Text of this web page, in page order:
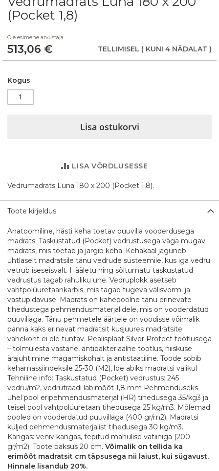
to
the
of
the
images
(Pocket 1,8)
Ole esimene arvustaja
513,06 € TELLIMISEL ( KUNI 4 NÄDALAT )
Kogus
Lisa ostukorvi
LISA VÕRDLUSESSE
Vedrumadrats Luna 180 x 200 (Pocket 1,8).
Toote kirjeldus
Anatoomiline, hästi keha toetav puuvilla vooderdusega
madrats. Taskustatud (Pocket) vedrustusega väga mugav
madrats, mis toetab ja järgib keha. Kehakaal jaguneb
ühtlaselt madratsile tänu vedrude süsteemile, kus iga vedru
vetrub iseseisvalt. Hääletu ning sõltumatu taskustatud
vedrustus tagab rahuliku une. Vedruplokk asetseb
vahtpolüuretaankarbis, mis tagab tugeva välisvormi ja
vastupidavuse. Madrats on kahepoolne tänu erinevate
tihedustega pehmendusmaterjalidele, mis on vooderdatud
puuvillaga. Tänu pehmetele äärtele on voodisse võimalik
panna kaks erinevat madratsit kusjuures madratsite
vahekoht ei ole tuntav. Pealisplaat Silver Protect töötlusega
– tolmulesta vastane, antibakteriaalne töötlus, niiskuse
ärajuhtimine magamiskohalt ja antistaatiline. Toode sobib
kehamassiindeksile 25-30 (M2), loe abiks madratsi valikul
Tehniline info: Taskustatud (Pocket) vedrustus: 245
vedru/m2, vedrutraadi läbimõõt 1,8 mm Pehmenduseks
ühel pool eripehmendusmaterjal (HR) tihedusega 35/kg3 ja
teisel pool vahtpolüuretaan tihedusega 25 kg/m3. Mõlemad
pooled on vooderdatud puuvillaga (400 gr/m2). Madratsi
küljed pehmendusmaterjalist tihedusega 30 kg/m3.
Kangas: veniv kangas, tepitud mahulise vatiiniga (200
gr/m2). Toote paksus 20 cm. Võimalik on tellida ka
erimõõt madratsit cm täpsusega nii laiust, kui sügavust.
Hinnale lisandub 20%.